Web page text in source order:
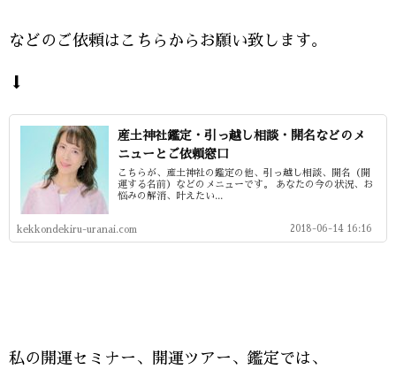
などのご依頼はこちらからお願い致します。
⬇
産土神社鑑定・引っ越し相談・開名などのメ
ニューとご依頼窓口
こちらが、産土神社の鑑定の他、引っ越し相談、開名（開
運する名前）などのメニューです。 あなたの今の状況、お
悩みの解消、叶えたい...
kekkondekiru-uranai.com 2018-06-14 16:16
私の開運セミナー、開運ツアー、鑑定では、